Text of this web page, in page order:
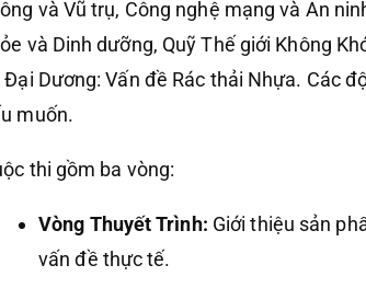
và Vũ trụ, Công nghệ mạng và An
và Dinh dưỡng, Quỹ Thế giới Không
Đại Dương: Vấn đề Rác thải Nhựa. Các
muốn.
thi gồm ba vòng:
Vòng Thuyết Trình: Giới thiệu sản
vấn đề thực tế.